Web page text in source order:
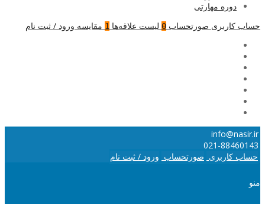
دوره مهارتی
حساب کاربری صورتحساب 0 لیست علاقه‌ها 1 مقایسه ورود / ثبت نام
info@nasir.ir
021-88460143
حساب کاربری صورتحساب ورود / ثبت نام
منو